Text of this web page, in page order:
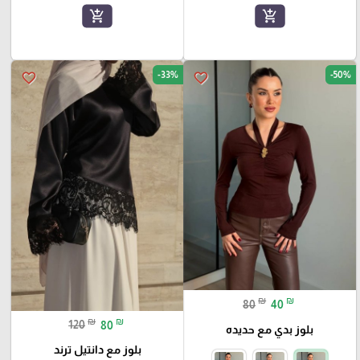
add_shopping_cart
add_shopping_cart
favorite_border -50%
80 ₪ 40 ₪
بلوز بدي مع حديده
favorite_border -33%
120 ₪ 80 ₪
بلوز مع دانتيل ترند